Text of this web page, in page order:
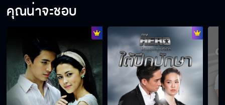
คุณน่าจะชอบ